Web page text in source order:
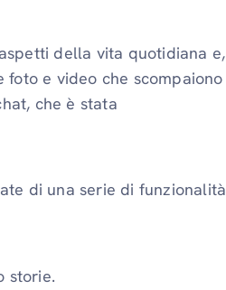
della vita quotidiana e,
e video che scompaiono
che è stata
di una serie di funzionalità
storie.